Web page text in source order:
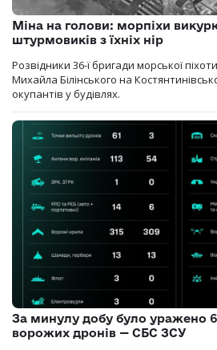
Міна на голови: морпіхи
штурмовиків з їхніх нір
Розвідники 36-ї бригади морської
Михайла Білінського на
окупантів у будівлях.
За минулу добу було уражено
ворожих дронів — СБС ЗСУ